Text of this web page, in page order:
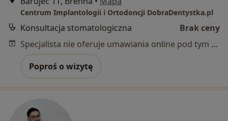
Centrum Implantologii i Ortodoncji DobraDentystka.pl
Konsultacja stomatologiczna
Brak ceny
Specjalista nie oferuje umawiania online pod tym adresem.
Poproś o wizytę